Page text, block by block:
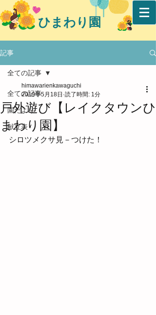
ひまわり園
記事
全ての記事
園だより
献立表
全ての記事
戸外遊び【レイクタウンひ
まわり園】
himawarienkawaguchi
2019年5月18日 読了時間: 1分
シロツメクサ見－つけた！